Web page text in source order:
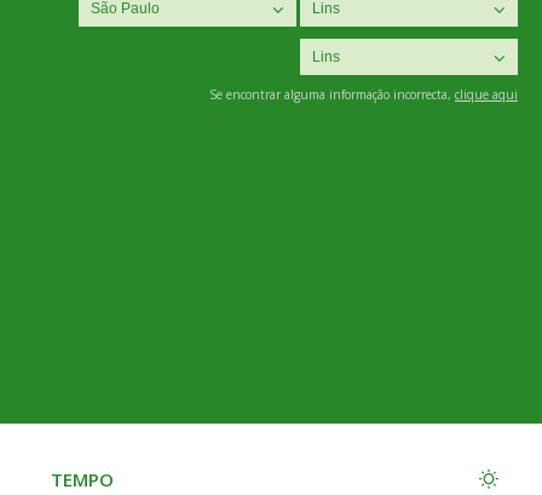
Se encontrar alguma informação incorrecta, clique aqui
TEMPO